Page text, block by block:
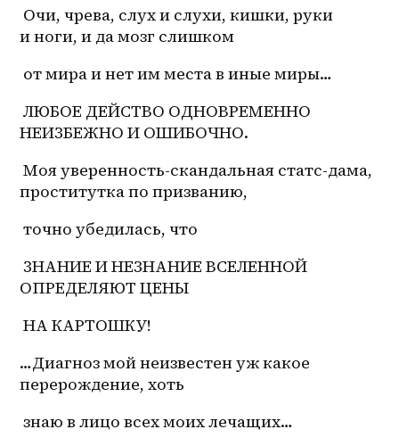
и ноги, и да мозг слишком
от мира и нет им места в иные миры…
ЛЮБОЕ ДЕЙСТВО ОДНОВРЕМЕННО
НЕИЗБЕЖНО И ОШИБОЧНО.
Моя уверенность-скандальная статс-дама,
проститутка по призванию,
точно убедилась, что
ЗНАНИЕ И НЕЗНАНИЕ ВСЕЛЕННОЙ
ОПРЕДЕЛЯЮТ ЦЕНЫ
НА КАРТОШКУ!
…Диагноз мой неизвестен уж какое
перерождение, хоть
знаю в лицо всех моих лечащих…